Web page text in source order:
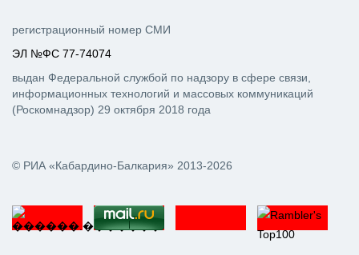
© РИА «Кабардино-Балкария» 2013-2026
регистрационный номер СМИ
ЭЛ №ФС 77-74074
выдан Федеральной службой по надзору в сфере связи,
информационных технологий и массовых коммуникаций
(Роскомнадзор) 29 октября 2018 года